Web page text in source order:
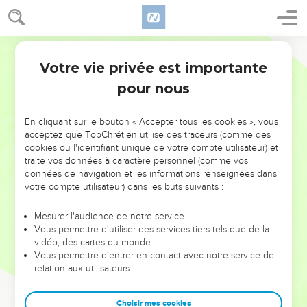
NE MANQUEZ PAS L’ÉVÉNEMENT
DE L’ANNÉE !
ET SI LEURS ERREURS POUVAIENT VOUS ÉVITER LES
VOTRES ?
leur foi ou leur vision. Mais on voit moins les doutes, les erreurs
et les saisons difficiles qu'ils ont traversés, alors même que ce
sont elles qui les ont façonnés.
Dans cette conférence, leaders, entrepreneurs, et responsables
clés pour avancer avec plus de sagesse afin que leurs erreurs
Votre vie privée est importante
pour nous
En cliquant sur le bouton « Accepter tous les cookies », vous
acceptez que TopChrétien utilise des traceurs (comme des
cookies ou l'identifiant unique de votre compte utilisateur) et
traite vos données à caractère personnel (comme vos
données de navigation et les informations renseignées dans
votre compte utilisateur) dans les buts suivants :
Mesurer l'audience de notre service
Vous permettre d'utiliser des services tiers tels que de la
vidéo, des cartes du monde…
Vous permettre d'entrer en contact avec notre service de
relation aux utilisateurs.
Choisir mes cookies